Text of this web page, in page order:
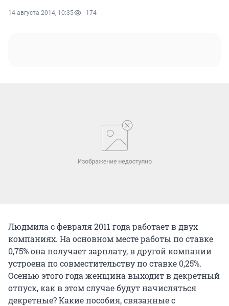
14 августа 2014, 10:35 174
Людмила с февраля 2011 года работает в двух
компаниях. На основном месте работы по ставке
0,75% она получает зарплату, в другой компании
устроена по совместительству по ставке 0,25%.
Осенью этого года женщина выходит в декретный
отпуск, как в этом случае будут начисляться
декретные? Какие пособия, связанные с